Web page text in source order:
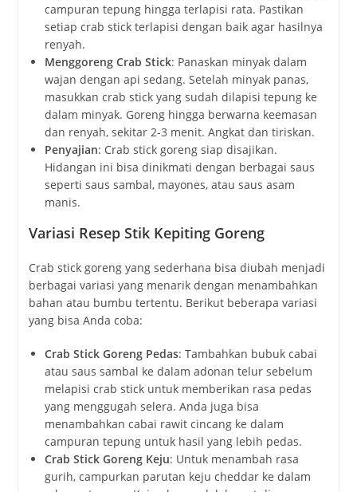
campuran tepung hingga terlapisi rata. Pastikan
setiap crab stick terlapisi dengan baik agar hasilnya
renyah.
Menggoreng Crab Stick: Panaskan minyak dalam
wajan dengan api sedang. Setelah minyak panas,
masukkan crab stick yang sudah dilapisi tepung ke
dalam minyak. Goreng hingga berwarna keemasan
dan renyah, sekitar 2-3 menit. Angkat dan tiriskan.
Penyajian: Crab stick goreng siap disajikan.
Hidangan ini bisa dinikmati dengan berbagai saus
seperti saus sambal, mayones, atau saus asam
manis.
Variasi Resep Stik Kepiting Goreng
Crab stick goreng yang sederhana bisa diubah menjadi
berbagai variasi yang menarik dengan menambahkan
bahan atau bumbu tertentu. Berikut beberapa variasi
yang bisa Anda coba:
Crab Stick Goreng Pedas: Tambahkan bubuk cabai
atau saus sambal ke dalam adonan telur sebelum
melapisi crab stick untuk memberikan rasa pedas
yang menggugah selera. Anda juga bisa
menambahkan cabai rawit cincang ke dalam
campuran tepung untuk hasil yang lebih pedas.
Crab Stick Goreng Keju: Untuk menambah rasa
gurih, campurkan parutan keju cheddar ke dalam